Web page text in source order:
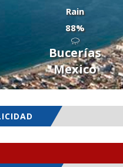
Rain
88%
Bucerías
Mexico